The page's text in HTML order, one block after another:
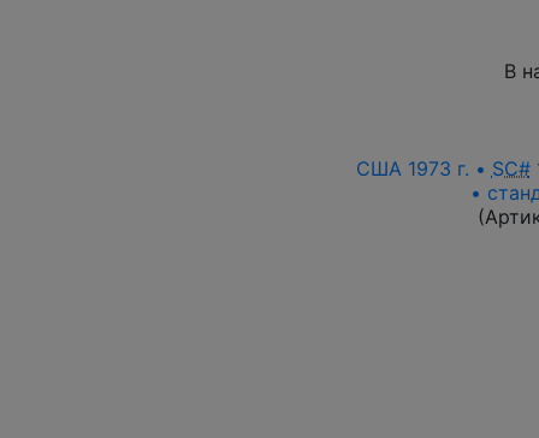
В
США 1973 г. • SC#
•